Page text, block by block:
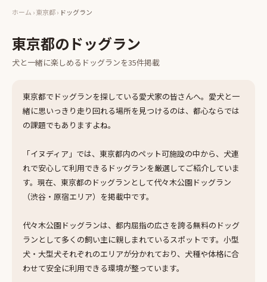
ホーム ›東京都› ドッグラン
東京都の ドッグラン
犬と一緒に楽しめる ドッグランを35件掲載
東京都でドッグランを探している愛犬家の皆さんへ。愛犬と一
緒に思いっきり走り回れる場所を見つけるのは、都心ならでは
の課題でもありますよね。
「イヌディア」では、東京都内のペット可施設の中から、犬連
れで安心して利用できるドッグランを厳選してご紹介していま
す。現在、東京都のドッグランとして代々木公園ドッグラン
（渋谷・原宿エリア）を掲載中です。
代々木公園ドッグランは、都内屈指の広さを誇る無料のドッグ
ランとして多くの飼い主に親しまれているスポットです。小型
犬・大型犬それぞれのエリアが分かれており、犬種や体格に合
わせて安全に利用できる環境が整っています。